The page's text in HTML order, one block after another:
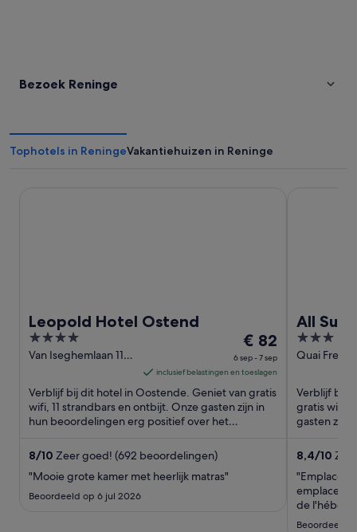
Bezoek Reninge
Tophotels in ReningeVakantiehuizen in Reninge
Leopold Hotel Ostend
4
out
5
Van Iseghemlaan 110
De
prijs
is
€ 82
per
€ 82
6 sep - 7 sep
inclusief belastingen en toeslagen
Verblijf bij dit hotel in Oostende. Geniet van gratis
wifi, 11 strandbars en ontbijt. Onze gasten zijn in
hun beoordelingen erg positief over het
8/10 Zeer goed! (692 beoordelingen)
"Mooie grote kamer met heerlijk matras"
Beoordeeld op 6 jul 2026
All
3
out
5
Quai
Verblijf bij
gratis wifi,
gasten zijn
8,4/10
de
Manque
Beoordeeld